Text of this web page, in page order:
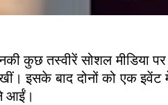
कुछ तस्वीरें सोशल मीडिया
इसके बाद दोनों को एक इवेंट
आईं।